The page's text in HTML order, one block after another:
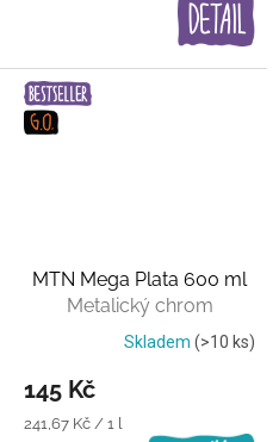
MTN Mega Plata 600 ml
Metalický chrom
Skladem (>10 ks)
145 Kč
Měrná
241,67 Kč / 1 l